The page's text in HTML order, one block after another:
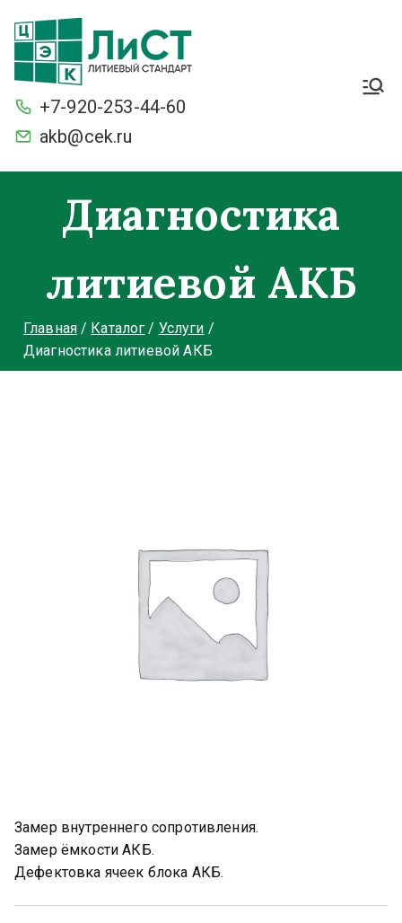
стартерные токи и ёмкость.
+7-920-253-44-60
akb@cek.ru
Диагностика
литиевой АКБ
Главная Каталог
Услуги
Диагностика литиевой АКБ
Замер внутреннего сопротивления.
Замер ёмкости АКБ.
Дефектовка ячеек блока АКБ.